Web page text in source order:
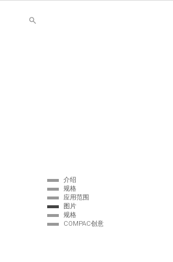
介绍
规格
应用范围
图片
规格
COMPAC创意